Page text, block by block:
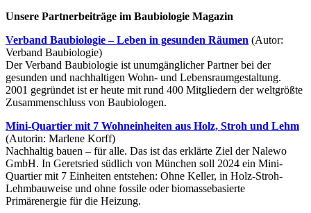
Unsere Partnerbeiträge im Baubiologie Magazin
Verband Baubiologie – Leben in gesunden Räumen (Autor:
Verband Baubiologie)
Der Verband Baubiologie ist unumgänglicher Partner bei der
gesunden und nachhaltigen Wohn- und Lebensraumgestaltung.
2001 gegründet ist er heute mit rund 400 Mitgliedern der weltgrößte
Zusammenschluss von Baubiologen.
Mini-Quartier mit 7 Wohneinheiten aus Holz, Stroh und Lehm
(Autorin: Marlene Korff)
Nachhaltig bauen – für alle. Das ist das erklärte Ziel der Nalewo
GmbH. In Geretsried südlich von München soll 2024 ein Mini-
Quartier mit 7 Einheiten entstehen: Ohne Keller, in Holz-Stroh-
Lehmbauweise und ohne fossile oder biomassebasierte
Primärenergie für die Heizung.